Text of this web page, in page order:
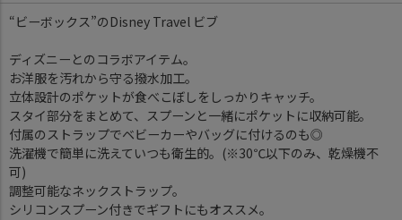
“ビーボックス”のDisney Travel ビブ
ディズニーとのコラボアイテム。
お洋服を汚れから守る撥水加工。
立体設計のポケットが食べこぼしをしっかりキャッチ。
スタイ部分をまとめて、スプーンと一緒にポケットに収納可能。
付属のストラップでベビーカーやバッグに付けるのも◎
洗濯機で簡単に洗えていつも衛生的。(※30℃以下のみ、乾燥機不
可)
調整可能なネックストラップ。
シリコンスプーン付きでギフトにもオススメ。